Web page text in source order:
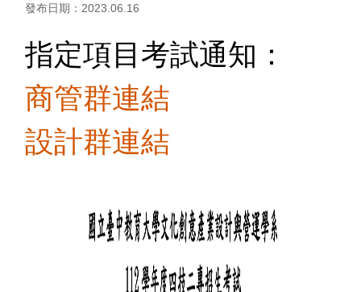
計畫成果
招生資訊
相關連結
聯絡我們
發布日期：2023.06.16
指定項目考試通知：
商管群連結
設計群連結